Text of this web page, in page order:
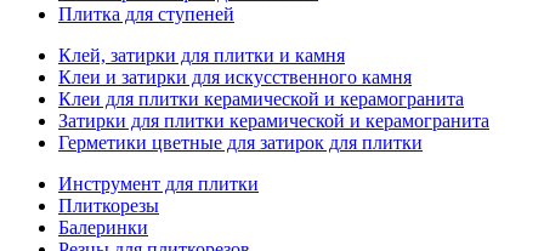
Плитка для ступеней
Клей, затирки для плитки и камня
Клеи и затирки для искусственного камня
Клеи для плитки керамической и керамогранита
Затирки для плитки керамической и керамогранита
Герметики цветные для затирок для плитки
Инструмент для плитки
Плиткорезы
Балеринки